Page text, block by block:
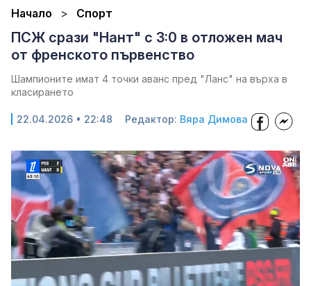
Начало Спорт
ПСЖ срази "Нант" с 3:0 в отложен мач
от френското първенство
Шампионите имат 4 точки аванс пред "Ланс" на върха в
класирането
22.04.2026 • 22:48 Редактор: Вяра Димова